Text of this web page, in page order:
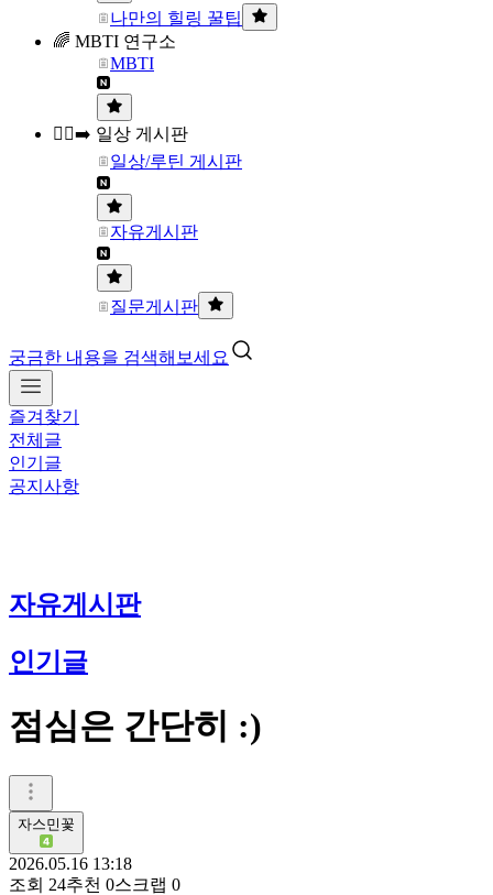
나만의 힐링 꿀팁
🌈 MBTI 연구소
MBTI
🏃‍♀️‍➡️ 일상 게시판
일상/루틴 게시판
자유게시판
질문게시판
궁금한 내용을 검색해보세요
즐겨찾기
전체글
인기글
공지사항
자유게시판
인기글
점심은 간단히 :)
자스민꽃
2026.05.16 13:18
조회 24추천 0스크랩 0